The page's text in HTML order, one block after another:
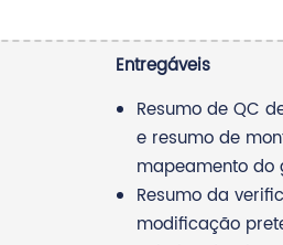
Entregáveis
Resumo de QC
e resumo de
mapeamento do
Resumo da
modificação